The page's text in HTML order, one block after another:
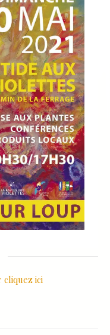
cliquez ici